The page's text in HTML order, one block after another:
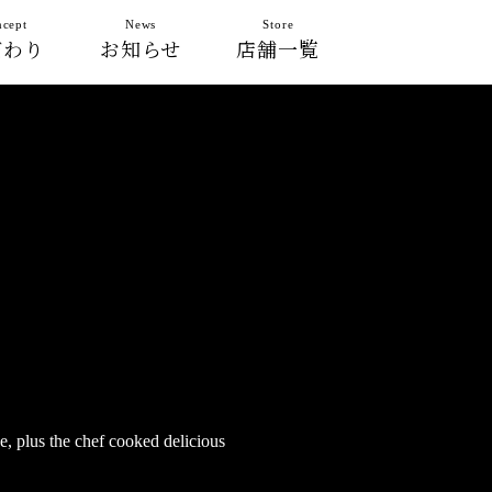
り お知らせ
News
店舗一覧
Store
plus the chef cooked delicious